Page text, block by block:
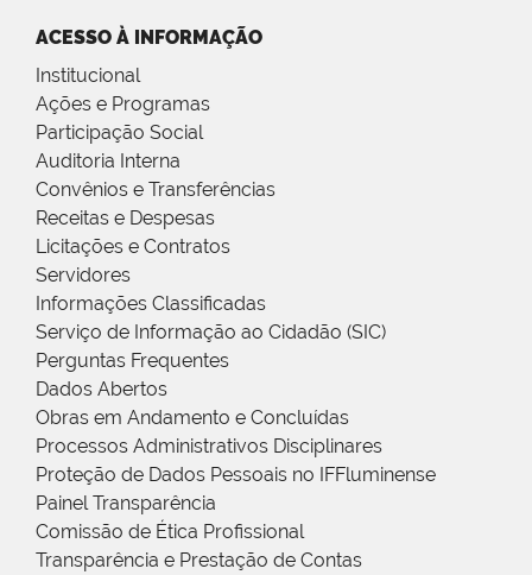
ACESSO À INFORMAÇÃO
Institucional
Ações e Programas
Participação Social
Auditoria Interna
Convênios e Transferências
Receitas e Despesas
Licitações e Contratos
Servidores
Informações Classificadas
Serviço de Informação ao Cidadão (SIC)
Perguntas Frequentes
Dados Abertos
Obras em Andamento e Concluídas
Processos Administrativos Disciplinares
Proteção de Dados Pessoais no IFFluminense
Painel Transparência
Comissão de Ética Profissional
Transparência e Prestação de Contas